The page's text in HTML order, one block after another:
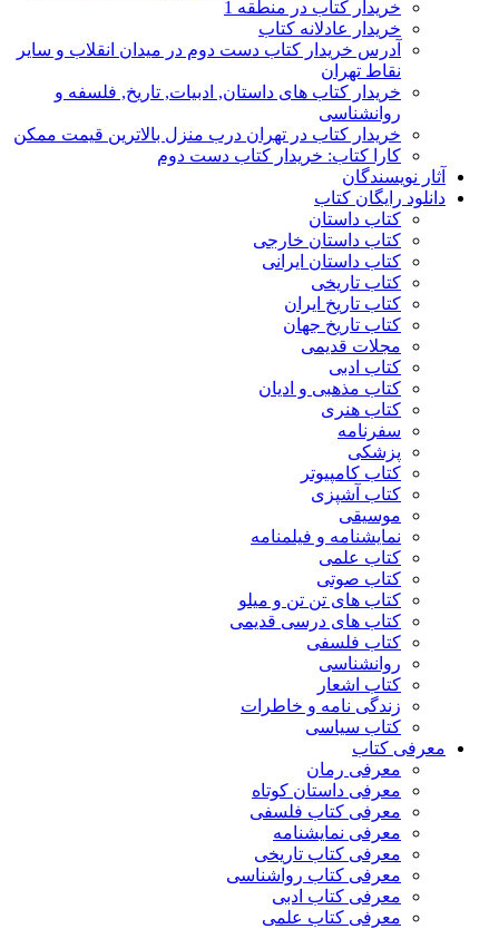
خریدار کتاب در منطقه 1
خریدار عادلانه کتاب
آدرس خریدار کتاب دست دوم در میدان انقلاب و سایر
نقاط تهران
خریدار کتاب های داستان, ادبیات, تاریخ, فلسفه و
روانشناسی
خریدار کتاب در تهران درب منزل بالاترین قیمت ممکن
کارا کتاب: خریدار کتاب دست دوم
آثار نویسندگان
دانلود رایگان کتاب
کتاب داستان
کتاب داستان خارجی
کتاب داستان ایرانی
کتاب تاریخی
کتاب تاریخ ایران
کتاب تاریخ جهان
مجلات قدیمی
کتاب ادبی
کتاب مذهبی و ادیان
کتاب هنری
سفرنامه
پزشکی
کتاب کامپیوتر
کتاب آشپزی
موسیقی
نمایشنامه و فیلمنامه
کتاب علمی
کتاب صوتی
کتاب های تن تن و میلو
کتاب های درسی قدیمی
کتاب فلسفی
روانشناسی
کتاب اشعار
زندگی نامه و خاطرات
کتاب سیاسی
معرفی کتاب
معرفی رمان
معرفی داستان کوتاه
معرفی کتاب فلسفی
معرفی نمایشنامه
معرفی کتاب تاریخی
معرفی کتاب رواشناسی
معرفی کتاب ادبی
معرفی کتاب علمی